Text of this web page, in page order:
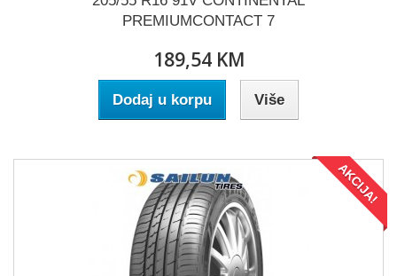
PREMIUMCONTACT 7
189,54 KM
Dodaj u korpu Više
AKCIJA!